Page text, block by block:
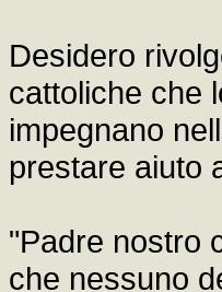
Desidero
cattoliche che
impegnano
prestare aiuto
"Padre nostro
che nessuno